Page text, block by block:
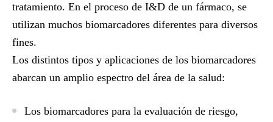
tratamiento. En el proceso de I&D de un fármaco, se
utilizan muchos biomarcadores diferentes para diversos
fines.
Los distintos tipos y aplicaciones de los biomarcadores
abarcan un amplio espectro del área de la salud:
Los biomarcadores para la evaluación de riesgo,